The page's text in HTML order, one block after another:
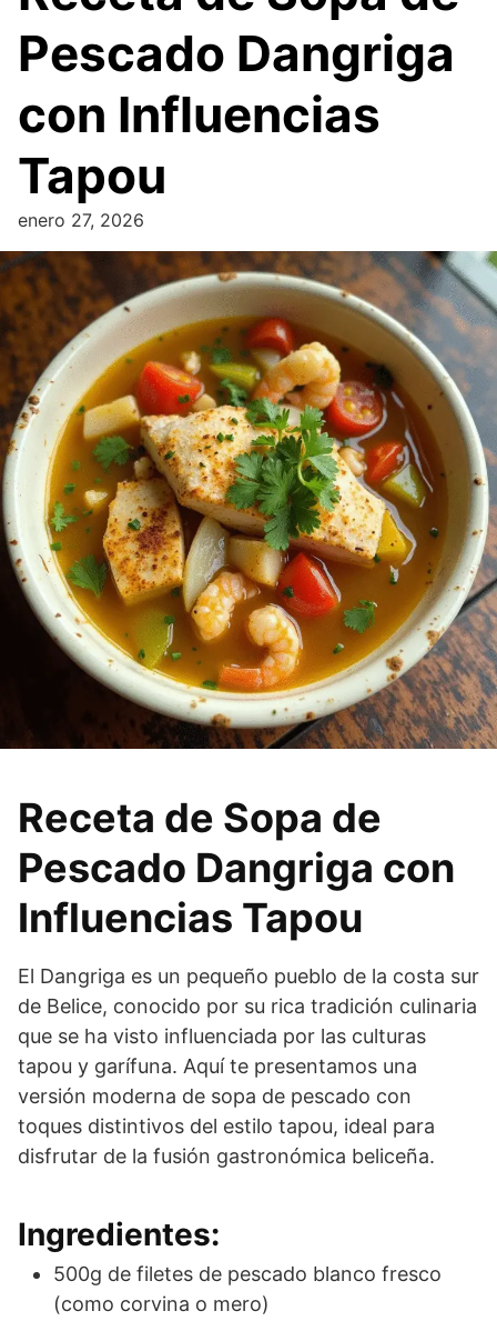
Pescado Dangriga
con Influencias
Tapou
enero 27, 2026
Receta de Sopa de
Pescado Dangriga con
Influencias Tapou
El Dangriga es un pequeño pueblo de la costa sur
de Belice, conocido por su rica tradición culinaria
que se ha visto influenciada por las culturas
tapou y garífuna. Aquí te presentamos una
versión moderna de sopa de pescado con
toques distintivos del estilo tapou, ideal para
disfrutar de la fusión gastronómica beliceña.
Ingredientes:
500g de filetes de pescado blanco fresco
(como corvina o mero)